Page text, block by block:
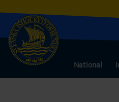
National